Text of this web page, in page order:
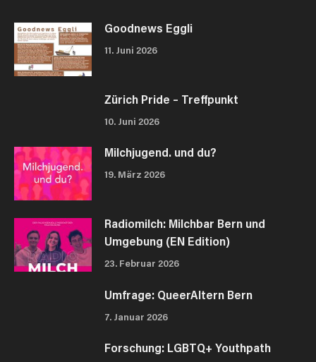
Goodnews Eggli
11. Juni 2026
Zürich Pride – Treffpunkt
10. Juni 2026
Milchjugend. und du?
19. März 2026
Radiomilch: Milchbar Bern und
Umgebung (EN Edition)
23. Februar 2026
Umfrage: QueerAltern Bern
7. Januar 2026
Forschung: LGBTQ+ Youthpath